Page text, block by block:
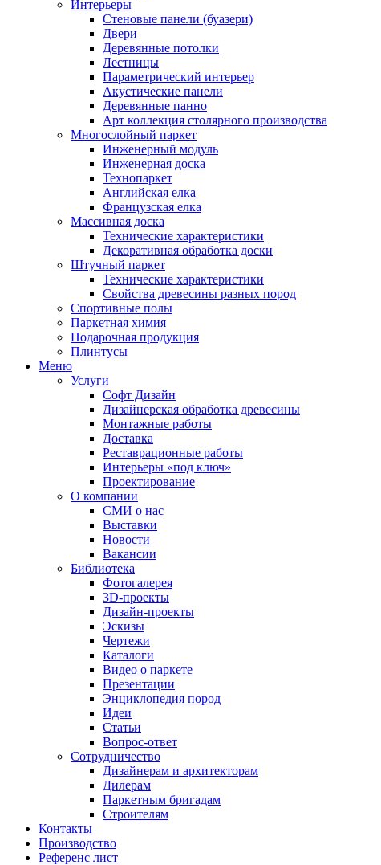
Интерьеры
Стеновые панели (буазери)
Двери
Деревянные потолки
Лестницы
Параметрический интерьер
Акустические панели
Деревянные панно
Арт коллекция столярного производства
Многослойный паркет
Инженерный модуль
Инженерная доска
Технопаркет
Английская елка
Французская елка
Массивная доска
Технические характеристики
Декоративная обработка доски
Штучный паркет
Технические характеристики
Свойства древесины разных пород
Спортивные полы
Паркетная химия
Подарочная продукция
Плинтусы
Меню
Услуги
Софт Дизайн
Дизайнерская обработка древесины
Монтажные работы
Доставка
Реставрационные работы
Интерьеры «под ключ»
Проектирование
О компании
СМИ о нас
Выставки
Новости
Вакансии
Библиотека
Фотогалерея
3D-проекты
Дизайн-проекты
Эскизы
Чертежи
Каталоги
Видео о паркете
Презентации
Энциклопедия пород
Идеи
Статьи
Вопрос-ответ
Сотрудничество
Дизайнерам и архитекторам
Дилерам
Паркетным бригадам
Строителям
Контакты
Производство
Референс лист